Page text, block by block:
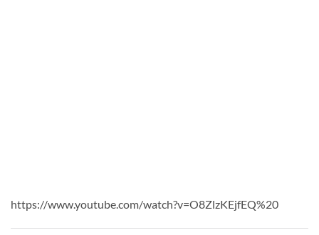
https://www.youtube.com/watch?v=O8ZlzKEjfEQ%20